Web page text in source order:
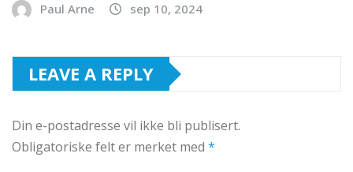
Paul Arne sep 10, 2024
LEAVE A REPLY
Din e-postadresse vil ikke bli publisert.
Obligatoriske felt er merket med *